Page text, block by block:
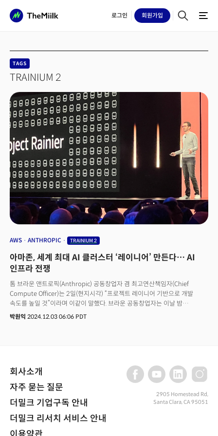
로그인 회원가입
TAGS
TRAINIUM 2
AWS ANTHROPIC TRAINIUM 2
아마존, 세계 최대 AI 클러스터 ‘레이니어’ 만든다… AI
인프라 전쟁
톰 브라운 앤트로픽(Anthropic) 공동창업자 겸 최고연산책임자(Chief
Compute Officer)는 2일(현지시각) “프로젝트 레이니어 기반으로 개발
속도를 높일 것”이라며 이같이 말했다. 브라운 공동창업자는 이날 밤
라스베이거스에서 진행된 아마존웹서비스(AWS) 연례 클라우드 컨퍼런스
박원익 2024.12.03 06:06 PDT
회사소개
자주 묻는 질문
더밀크 기업구독 안내
더밀크 리서치 서비스 안내
2905 Homestead Rd,
Santa Clara, CA 95051